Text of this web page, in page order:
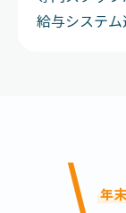
給与システム
\ 年